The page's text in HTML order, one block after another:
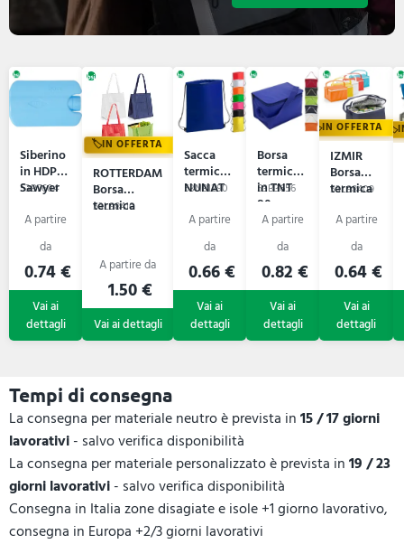
Siberino
in HDPE
Sawyer
53B7604
0.74 €
IN OFFERTA
ROTTERDAM
Borsa
termica
53L98410
1.50 €
Sacca
termica
NUNAT
53N81290
0.66 €
Borsa
termica
in TNT
80gr
Arlene
53B3656
0.82 €
IN OFFERTA
IZMIR
Borsa
termica
53L98409
0.64 €
Tempi di consegna
La consegna per materiale neutro è prevista in15 / 17 giorni
lavorativi- salvo verifica disponibilità
La consegna per materiale personalizzato è prevista in19 / 23
giorni lavorativi- salvo verifica disponibilità
Consegna in Italia zone disagiate e isole +1 giorno lavorativo,
consegna in Europa +2/3 giorni lavorativi